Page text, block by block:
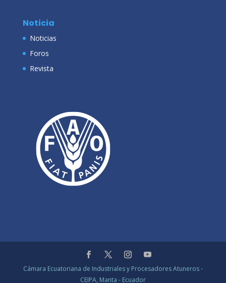
Noticia
Noticias
Foros
Revista
Cámara Ecuatoriana de Industriales y Procesadores Atuneros -
CEIPA, Manta - Ecuador